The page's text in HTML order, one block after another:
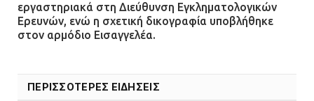
εργαστηριακά στη Διεύθυνση Εγκληματολογικών
Ερευνών, ενώ η σχετική δικογραφία υποβλήθηκε
στον αρμόδιο Εισαγγελέα.
ΠΕΡΙΣΣΟΤΕΡΕΣ ΕΙΔΗΣΕΙΣ